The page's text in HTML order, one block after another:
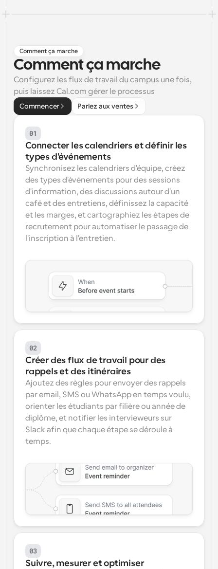
Programmation surpuissante avec des appels
alimentés par l'IA
Blog
Restez à jour avec les dernières nouvelles et mises à
jour
Réunions instantanées
Rencontrez des clients en quelques minutes
Liens de groupe dynamique
Réservez facilement des réunions avec plusieurs
personnes
Webhooks
Soyez informé lorsque quelque chose se passe
Comment ça marche
Comment ça marche
Configurez les flux de travail du campus une fois,
puis laissez Cal.com gérer le processus
Commencer Parlez aux ventes
01
Connecter les calendriers et définir les
types d'événements
Synchronisez les calendriers d'équipe, créez
des types d'événements pour des sessions
d'information, des discussions autour d'un
café et des entretiens, définissez la capacité
et les marges, et cartographiez les étapes de
recrutement pour automatiser le passage de
l'inscription à l'entretien.
02
Créer des flux de travail pour des
rappels et des itinéraires
Ajoutez des règles pour envoyer des rappels
par email, SMS ou WhatsApp en temps voulu,
orienter les étudiants par filière ou année de
diplôme, et notifier les intervieweurs sur
Slack afin que chaque étape se déroule à
temps.
03
Suivre, mesurer et optimiser